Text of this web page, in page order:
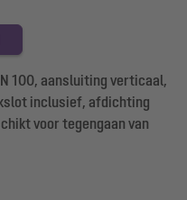
100, aansluiting verticaal,
inclusief, afdichting
voor tegengaan van